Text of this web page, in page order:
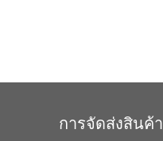
การจัดส่งสินค้า